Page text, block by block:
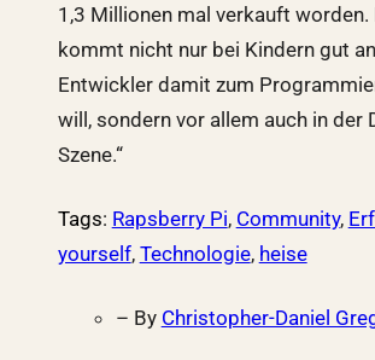
1,3 Millionen mal verkauft worden.
kommt nicht nur bei Kindern gut
Entwickler damit zum
will, sondern vor allem auch in der
Szene.“
Tags: Rapsberry Pi, Community,
yourself, Technologie, heise
– By Christopher-Daniel